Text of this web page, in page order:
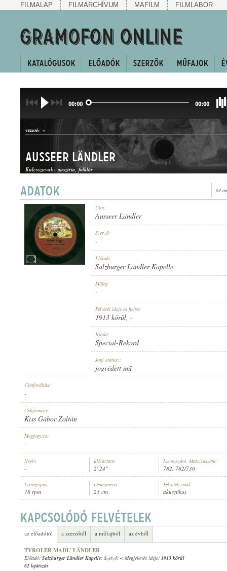
FILMALAP FILMARCHÍVUM MAFILM FILMLABOR
00:00 00:00
SALZBURGER LÄNDLER KAPELLE
SZERZŐ: -
LEMEZSZÁM:
Ausseer Ländler
Kulcsszavak: ausztria folklór
64
Cím:
Ausseer Ländler
Szerző:
-
Előadó:
Salzburger Ländler Kapelle
Műfaj:
-
Felvétel ideje és helye:
1913 körül, -
Kiadó:
Special-Rekord
Jogi státusz:
jogvédett mű
Címfordítás:
-
Gyűjtemény:
Kiss Gábor Zoltán
Megjegyzés:
-
Nyelv:
-
Időtartam:
2' 24"
Lemezszám, Matricaszám:
782, 782/730
Lemeztípus:
78 rpm
Lemezméret:
25 cm
Felvételi mód:
akusztikus
az előadótól a szerzőtől a műfajból az évből
TYROLER MADL' LÄNDLER
Előadó: Salzburger Ländler Kapelle; Szerző: -; Megjelenés ideje: 1913 körül
62 lejátszás